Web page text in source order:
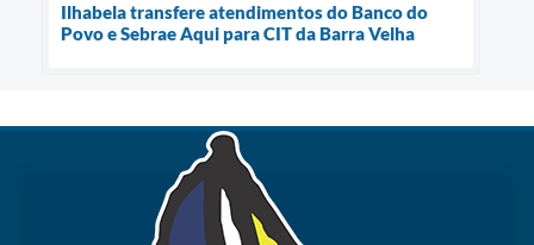
Ilhabela transfere atendimentos do Banco do
Povo e Sebrae Aqui para CIT da Barra Velha